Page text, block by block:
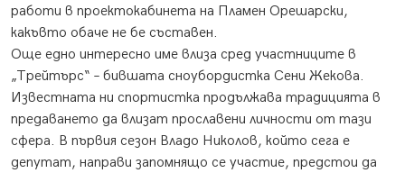
работи в проектокабинета на Пламен Орешарски,
какъвто обаче не бе съставен.
Още едно интересно име влиза сред участниците в
„Трейтърс“ – бившата сноубордистка Сени Жекова.
Известната ни спортистка продължава традицията в
предаването да влизат прославени личности от тази
сфера. В първия сезон Владо Николов, който сега е
депутат, направи запомнящо се участие, предстои да